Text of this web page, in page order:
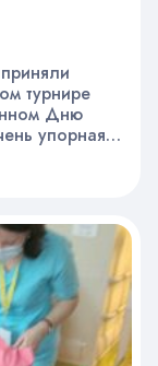
турнире
Дню
упорная
ответили